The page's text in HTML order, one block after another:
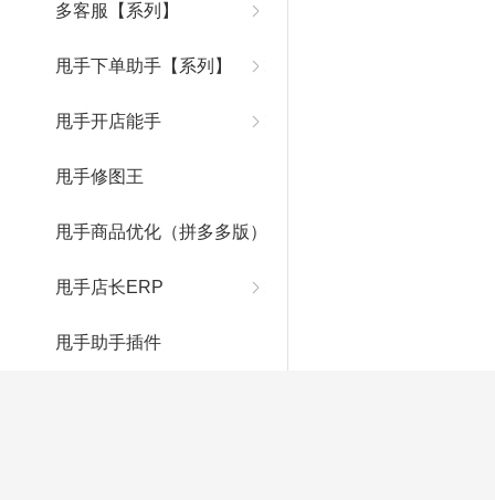
多客服【系列】
甩手下单助手【系列】
甩手开店能手
甩手修图王
甩手商品优化（拼多多版）
甩手店长ERP
甩手助手插件